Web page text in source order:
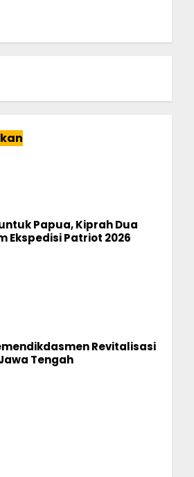
Papua, Kiprah Dua
Ekspedisi Patriot 2026
Revitalisasi
Tengah